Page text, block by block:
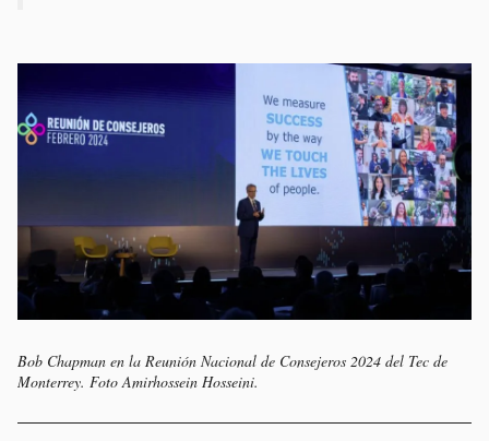
Bob Chapman en la Reunión Nacional de Consejeros 2024 del Tec de
Monterrey. Foto Amirhossein Hosseini.